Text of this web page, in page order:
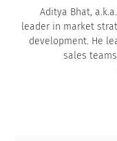
Aditya Bhat,
leader in market
development. He
sales